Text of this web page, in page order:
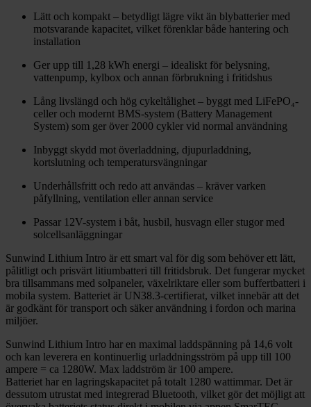
Lätt och kompakt – betydligt lägre vikt än blybatterier med
motsvarande kapacitet, vilket förenklar både hantering och
installation
Ger upp till 1,28 kWh energi – idealiskt för belysning,
vattenpump, kylbox och annan förbrukning i fritidshus
Lång livslängd och hög cykeltålighet – byggt med LiFePO₄-
celler och modernt BMS-system (Battery Management
System) som ger över 2000 cykler vid normal användning
Inbyggt skydd mot överladdning, djupurladdning,
kortslutning och temperatursvängningar
Underhållsfritt och redo att användas – kräver varken
påfyllning, ventilation eller annan service
Passar 12V-system i båt, husbil, husvagn eller stugor med
solcellsanläggningar
Sunwind Lithium Intro är ett smart val för dig som behöver ett lätt,
pålitligt och prisvärt litiumbatteri till fritidsbruk. Det fungerar mycket
bra tillsammans med solpaneler, växelriktare eller som buffertbatteri i
mobila system. Batteriet är UN38.3-certifierat, vilket innebär att det
är godkänt för transport och säker användning i fordon och marina
miljöer.
Sunwind Lithium Intro har en maximal laddspänning på 14,6 volt
och kan leverera en kontinuerlig urladdningsström på upp till 100
ampere = ca 1280W. Max laddström är 100 ampere.
Batteriet har en lagringskapacitet på totalt 1280 wattimmar. Det är
dessutom utrustat med integrerad Bluetooth, vilket gör det möjligt att